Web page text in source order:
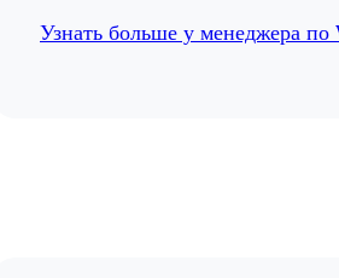
Узнать больше у менеджера по